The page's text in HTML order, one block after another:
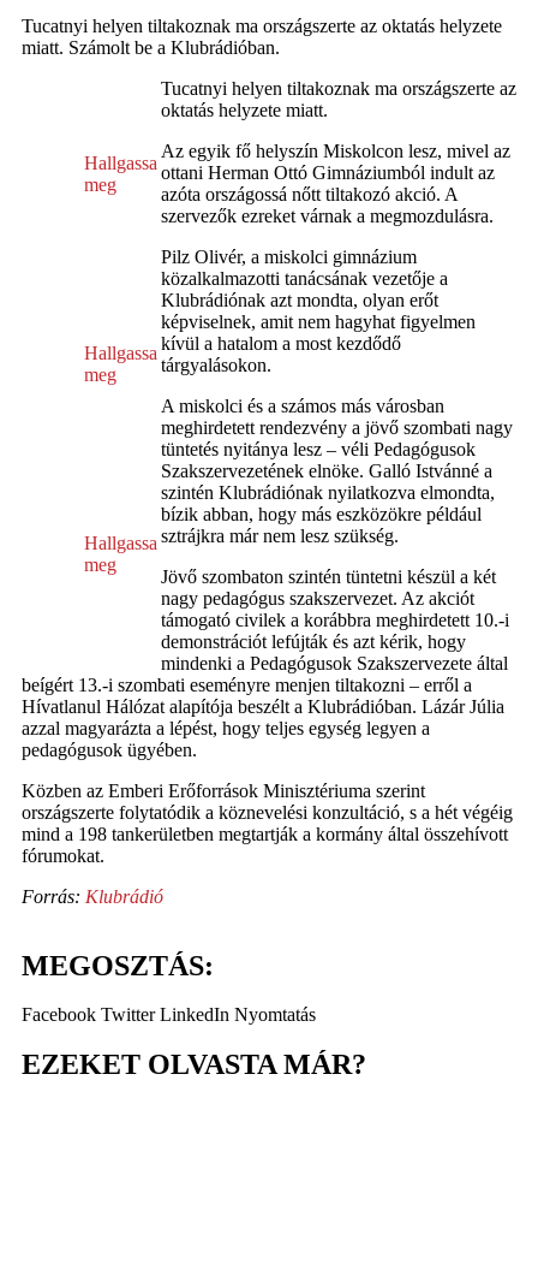
Tucatnyi helyen tiltakoznak ma országszerte az oktatás helyzete
miatt. Számolt be a Klubrádióban.
Hallgassa
meg
Hallgassa
meg
Hallgassa
meg
Tucatnyi helyen tiltakoznak ma országszerte az
oktatás helyzete miatt.
Az egyik fő helyszín Miskolcon lesz, mivel az
ottani Herman Ottó Gimnáziumból indult az
azóta országossá nőtt tiltakozó akció. A
szervezők ezreket várnak a megmozdulásra.
Pilz Olivér, a miskolci gimnázium
közalkalmazotti tanácsának vezetője a
Klubrádiónak azt mondta, olyan erőt
képviselnek, amit nem hagyhat figyelmen
kívül a hatalom a most kezdődő
tárgyalásokon.
A miskolci és a számos más városban
meghirdetett rendezvény a jövő szombati nagy
tüntetés nyitánya lesz – véli Pedagógusok
Szakszervezetének elnöke. Galló Istvánné a
szintén Klubrádiónak nyilatkozva elmondta,
bízik abban, hogy más eszközökre például
sztrájkra már nem lesz szükség.
Jövő szombaton szintén tüntetni készül a két
nagy pedagógus szakszervezet. Az akciót
támogató civilek a korábbra meghirdetett 10.-i
demonstrációt lefújták és azt kérik, hogy
mindenki a Pedagógusok Szakszervezete által
beígért 13.-i szombati eseményre menjen tiltakozni – erről a
Hívatlanul Hálózat alapítója beszélt a Klubrádióban. Lázár Júlia
azzal magyarázta a lépést, hogy teljes egység legyen a
pedagógusok ügyében.
Közben az Emberi Erőforrások Minisztériuma szerint
országszerte folytatódik a köznevelési konzultáció, s a hét végéig
mind a 198 tankerületben megtartják a kormány által összehívott
fórumokat.
Forrás: Klubrádió
MEGOSZTÁS:
Facebook Twitter LinkedIn Nyomtatás
EZEKET OLVASTA MÁR?